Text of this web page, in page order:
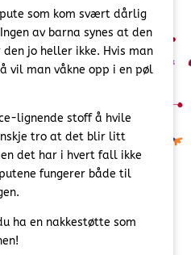
som kom svært dårlig
av barna synes at den
jo heller ikke. Hvis man
vil man våkne opp i en pøl
lignende stoff å hvile
tro at det blir litt
det har i hvert fall ikke
fungerer både til
ha en nakkestøtte som